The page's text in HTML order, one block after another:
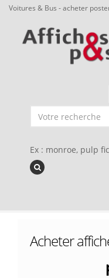
Voitures & Bus - acheter
Ex : monroe, pulp
Acheter